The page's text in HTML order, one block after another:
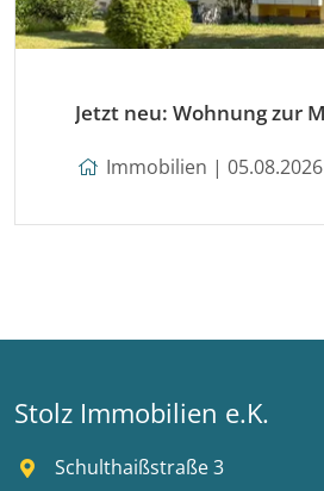
Immobilien | 05.08.2026
Stolz Immobilien e.K.
Schulthaißstraße 3